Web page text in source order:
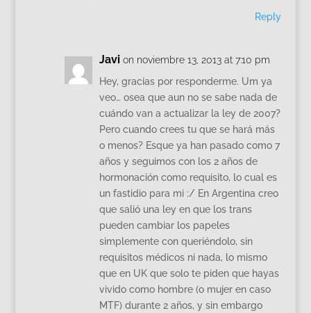
Reply
Javi on noviembre 13, 2013 at 7:10 pm
Hey, gracias por responderme. Um ya
veo… osea que aun no se sabe nada de
cuándo van a actualizar la ley de 2007?
Pero cuando crees tu que se hará más
o menos? Esque ya han pasado como 7
años y seguimos con los 2 años de
hormonación como requisito, lo cual es
un fastidio para mi :/ En Argentina creo
que salió una ley en que los trans
pueden cambiar los papeles
simplemente con queriéndolo, sin
requisitos médicos ni nada, lo mismo
que en UK que solo te piden que hayas
vivido como hombre (o mujer en caso
MTF) durante 2 años, y sin embargo